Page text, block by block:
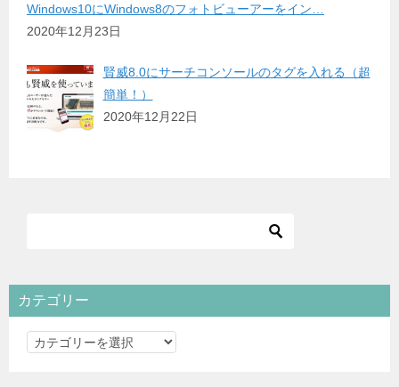
Windows10にWindows8のフォトビューアーをイン…
2020年12月23日
賢威8.0にサーチコンソールのタグを入れる（超
簡単！）
2020年12月22日
カテゴリー
カ